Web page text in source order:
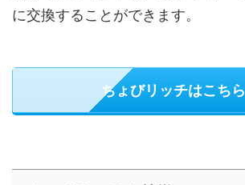
に交換することができます。
ちょびリッチはこちら